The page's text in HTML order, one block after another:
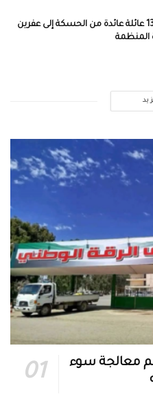
قافلة جديدة لنحو 1300 عائلة عائدة من الحسكة إلى عفرين
المنظمة
معالجة سوء